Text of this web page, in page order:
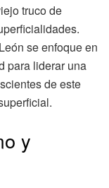
truco de
se enfoque en
para liderar una
de este
y